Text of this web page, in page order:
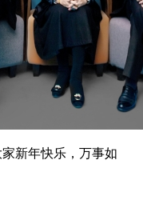
新年快乐，万事如